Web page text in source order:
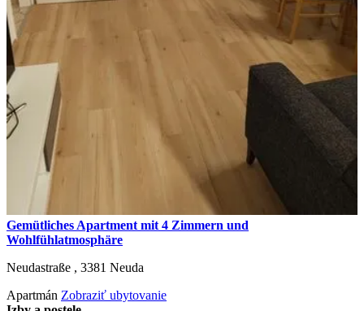
Gemütliches Apartment mit 4 Zimmern und
Wohlfühlatmosphäre
Neudastraße , 3381 Neuda
Apartmán Zobraziť ubytovanie